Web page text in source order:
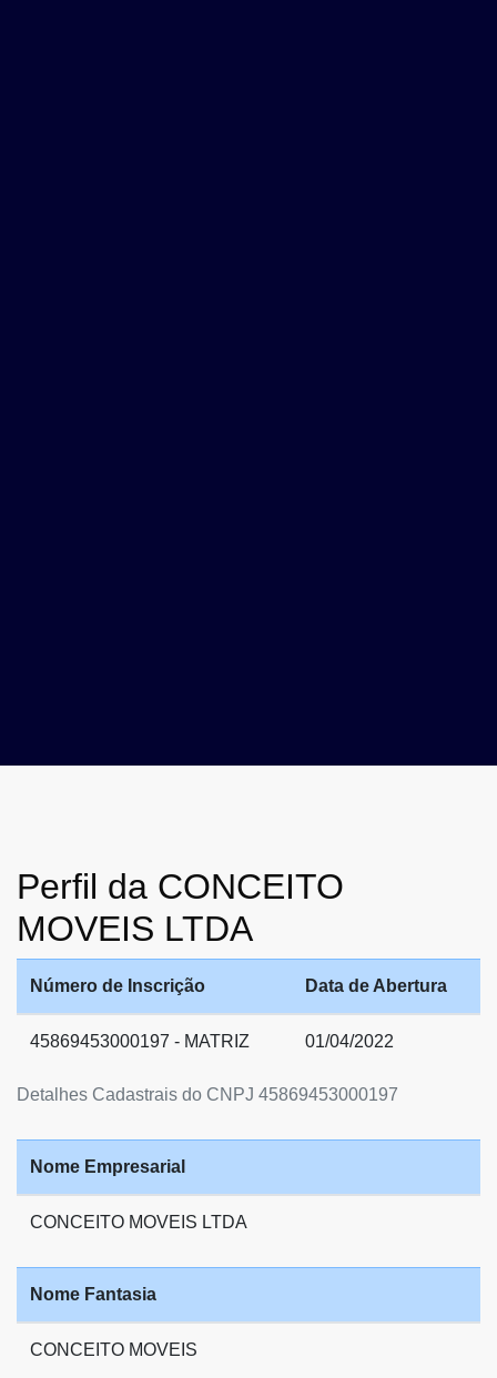
Perfil da CONCEITO
MOVEIS LTDA
Detalhes Cadastrais do CNPJ 45869453000197
Número de Inscrição Data de Abertura
45869453000197 - MATRIZ 01/04/2022
Nome Empresarial
CONCEITO MOVEIS LTDA
Nome Fantasia
CONCEITO MOVEIS